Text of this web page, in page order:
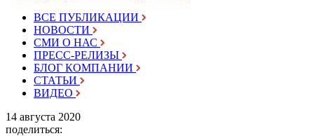
ВСЕ ПУБЛИКАЦИИ
НОВОСТИ
СМИ О НАС
ПРЕСС-РЕЛИЗЫ
БЛОГ КОМПАНИИ
СТАТЬИ
ВИДЕО
14 августа 2020
поделиться: